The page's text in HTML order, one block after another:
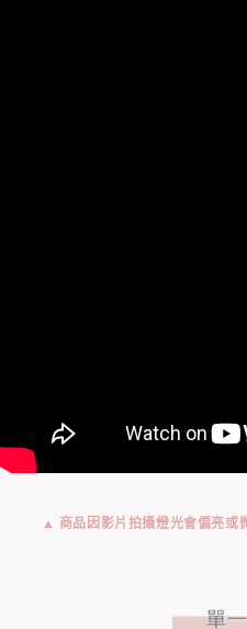
▲ 商品因影片拍攝燈光會偏亮或